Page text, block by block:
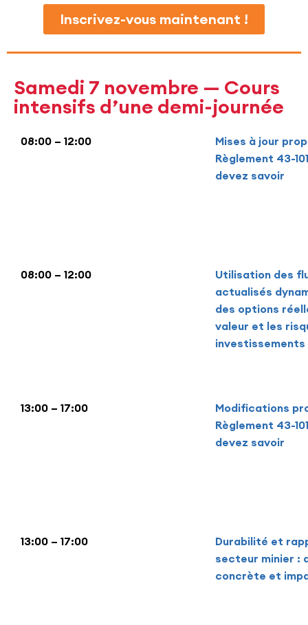
Inscrivez-vous maintenant !
Samedi 7 novembre — Cours
intensifs d’une demi-journée
08:00 – 12:00
Mises à jour
Règlement 43-
devez savoir
08:00 – 12:00
Utilisation des
actualisés
des options
valeur et les
investissements
13:00 – 17:00
Modifications
Règlement 43-
devez savoir
13:00 – 17:00
Durabilité et
secteur minier :
concrète et